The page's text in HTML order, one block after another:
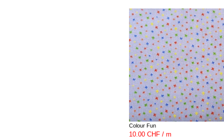
Colour Fun
10.00 CHF / m